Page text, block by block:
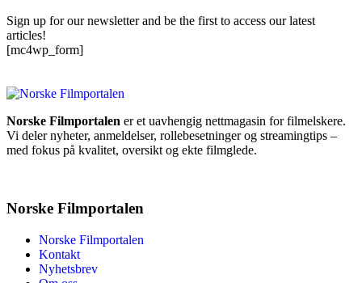
Sign up for our newsletter and be the first to access our latest
articles!
[mc4wp_form]
Norske Filmportalen er et uavhengig nettmagasin for filmelskere.
Vi deler nyheter, anmeldelser, rollebesetninger og streamingtips –
med fokus på kvalitet, oversikt og ekte filmglede.
Norske Filmportalen
Norske Filmportalen
Kontakt
Nyhetsbrev